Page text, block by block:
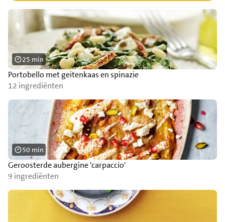
Portobello met geitenkaas en spinazie
12 ingrediënten
25 min
Geroosterde aubergine 'carpaccio'
9 ingrediënten
50 min